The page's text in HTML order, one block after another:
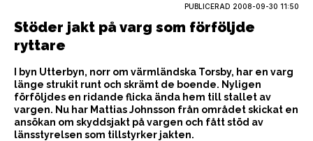
PUBLICERAD 2008-09-30 11:50
Stöder jakt på varg som förföljde
ryttare
I byn Utterbyn, norr om värmländska Torsby, har en varg
länge strukit runt och skrämt de boende. Nyligen
förföljdes en ridande flicka ända hem till stallet av
vargen. Nu har Mattias Johnsson från området skickat en
ansökan om skyddsjakt på vargen och fått stöd av
länsstyrelsen som tillstyrker jakten.